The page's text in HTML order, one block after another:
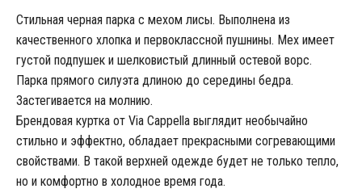
Стильная черная парка с мехом лисы. Выполнена из
качественного хлопка и первоклассной пушнины. Мех имеет
густой подпушек и шелковистый длинный остевой ворс.
Парка прямого силуэта длиною до середины бедра.
Застегивается на молнию.
Брендовая куртка от Via Cappella выглядит необычайно
стильно и эффектно, обладает прекрасными согревающими
свойствами. В такой верхней одежде будет не только тепло,
но и комфортно в холодное время года.